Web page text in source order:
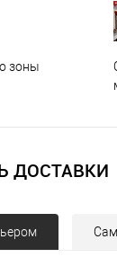
зоны
ДОСТАВКИ